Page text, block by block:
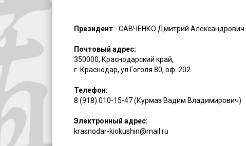
Президент - САВЧЕНКО Дмитрий Александрович
Почтовый адрес:
350000, Краснодарский край,
г. Краснодар, ул.Гоголя 80, оф. 202
Телефон:
8 (918) 010-15-47 (Курмаз Вадим Владимирович)
Электронный адрес:
krasnodar-kiokushin@mail.ru